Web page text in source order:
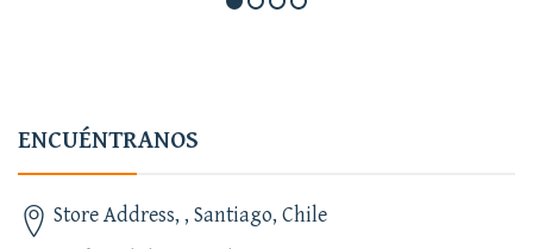
ENCUÉNTRANOS
Store Address, , Santiago, Chile